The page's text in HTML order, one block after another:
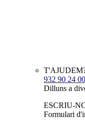
932 90 24 00
Dilluns a
ESCRIU-
Formulari